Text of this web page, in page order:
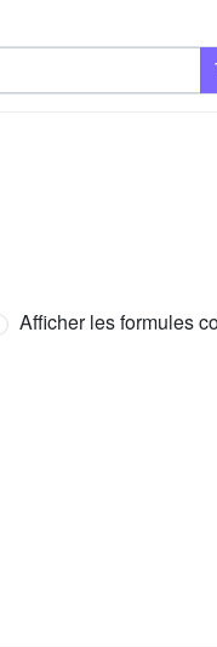
Afficher les formules